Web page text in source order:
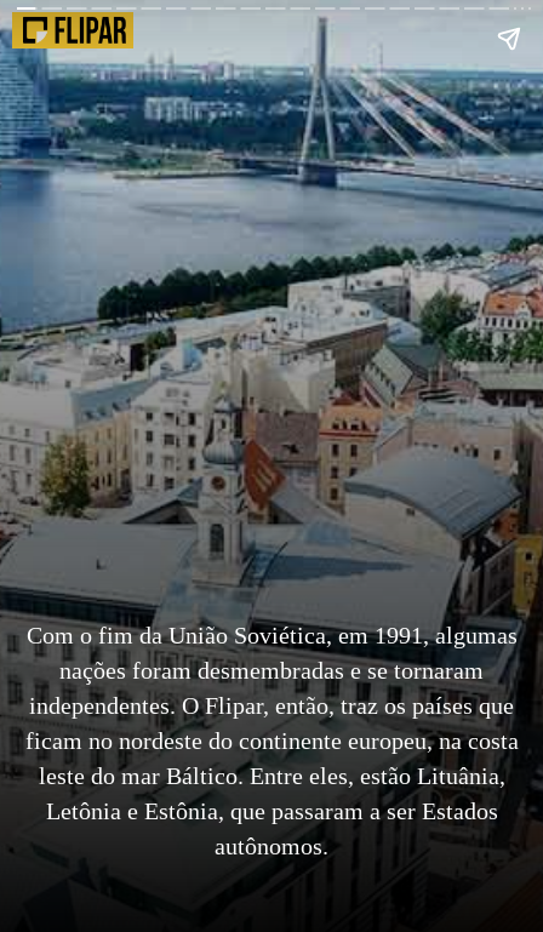
Com o fim da União Soviética, em 1991, algumas
nações foram desmembradas e se tornaram
independentes. O Flipar, então, traz os países que
ficam no nordeste do continente europeu, na costa
leste do mar Báltico. Entre eles, estão Lituânia,
Letônia e Estônia, que passaram a ser Estados
autônomos.